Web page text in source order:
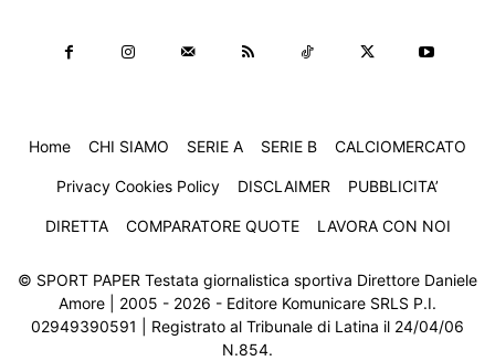
Home CHI SIAMO SERIE A SERIE B CALCIOMERCATO
Privacy Cookies Policy DISCLAIMER PUBBLICITA’
DIRETTA COMPARATORE QUOTE LAVORA CON NOI
© SPORT PAPER Testata giornalistica sportiva Direttore Daniele
Amore | 2005 - 2026 - Editore Komunicare SRLS P.I.
02949390591 | Registrato al Tribunale di Latina il 24/04/06
N.854.